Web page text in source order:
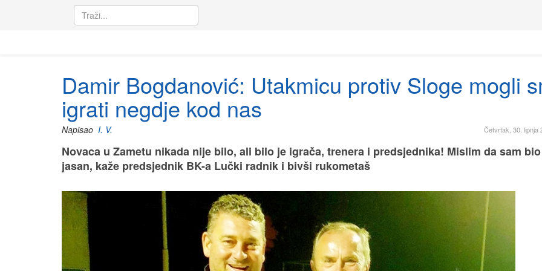
Damir Bogdanović: Utakmicu protiv Sloge mogli
igrati negdje kod nas
Četvrtak, 30. lipnja
Napisao I. V.
Novaca u Zametu nikada nije bilo, ali bilo je igrača, trenera i predsjednika! Mislim da sam bio
jasan, kaže predsjednik BK-a Lučki radnik i bivši rukometaš